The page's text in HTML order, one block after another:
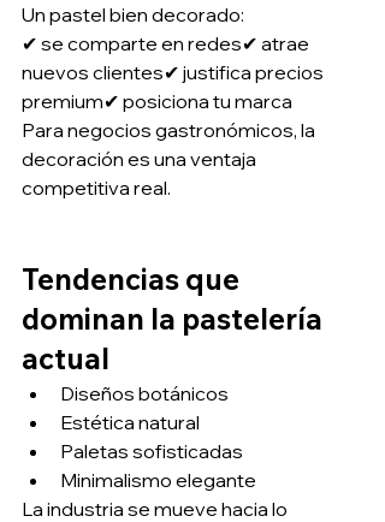
Un pastel bien decorado:
✔ se comparte en redes✔ atrae
nuevos clientes✔ justifica precios
premium✔ posiciona tu marca
Para negocios gastronómicos, la
decoración es una ventaja
competitiva real.
Tendencias que
dominan la pastelería
actual
Diseños botánicos
Estética natural
Paletas sofisticadas
Minimalismo elegante
La industria se mueve hacia lo